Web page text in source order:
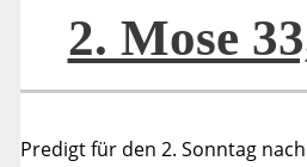
2. Mose
Predigt für den 2. Sonntag